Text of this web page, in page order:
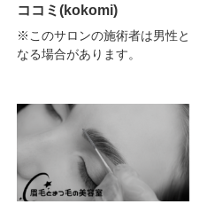
ココミ(kokomi)
※このサロンの施術者は男性と
なる場合があります。